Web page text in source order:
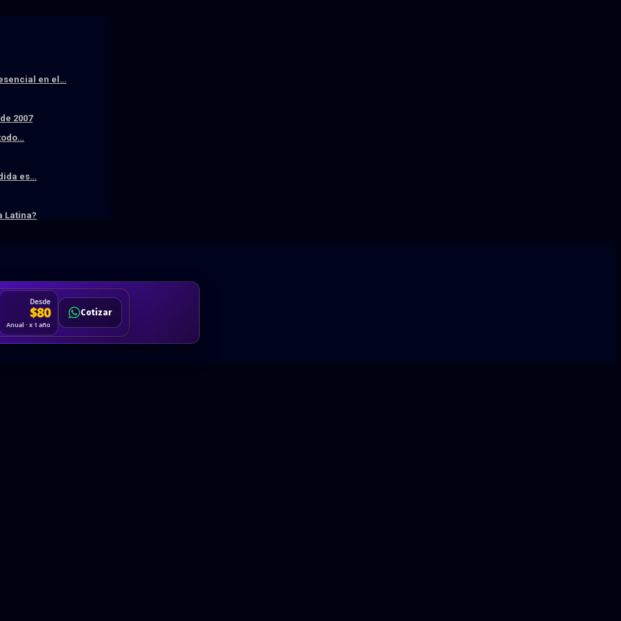
en el…
2007
es…
Latina?
Desde
$80
Anual · x 1 año
Cotizar
Cotizar
Hablemos
Solicitar